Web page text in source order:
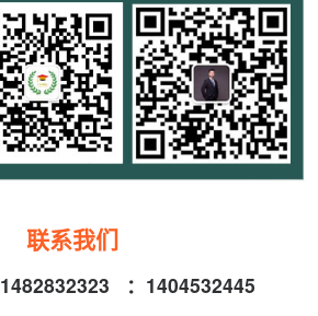
联系我们
1482832323 ： 1404532445